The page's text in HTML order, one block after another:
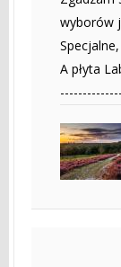
wyborów
A płyta